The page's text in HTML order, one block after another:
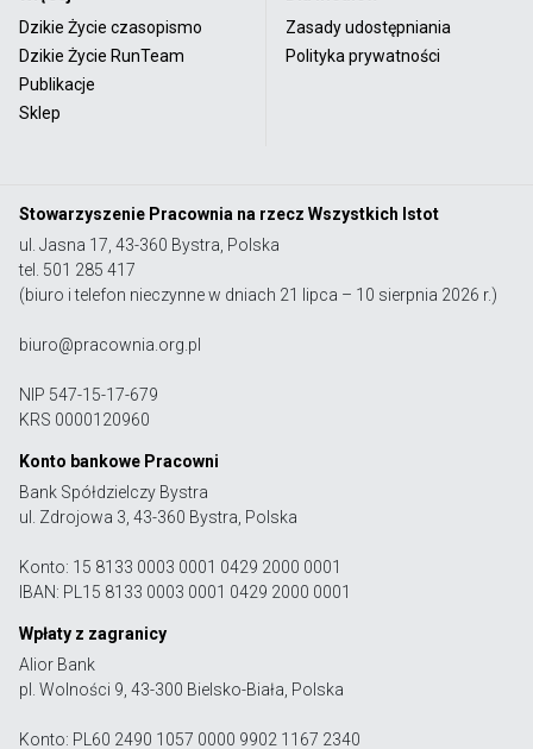
Dzikie Życie czasopismo
Dzikie Życie RunTeam
Publikacje
Sklep
Zasady udostępniania
Polityka prywatności
Stowarzyszenie Pracownia na rzecz Wszystkich Istot
ul. Jasna 17, 43-360 Bystra, Polska
tel. 501 285 417
(biuro i telefon nieczynne w dniach 21 lipca – 10 sierpnia 2026 r.)
biuro@pracownia.org.pl
NIP 547-15-17-679
KRS 0000120960
Konto bankowe Pracowni
Bank Spółdzielczy Bystra
ul. Zdrojowa 3, 43-360 Bystra, Polska
Konto: 15 8133 0003 0001 0429 2000 0001
IBAN: PL15 8133 0003 0001 0429 2000 0001
Wpłaty z zagranicy
Alior Bank
pl. Wolności 9, 43-300 Bielsko-Biała, Polska
Konto: PL60 2490 1057 0000 9902 1167 2340